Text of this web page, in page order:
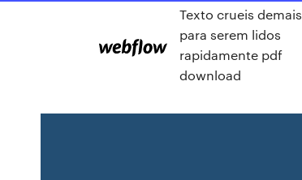
Texto crueis demais
para serem lidos
rapidamente pdf
download